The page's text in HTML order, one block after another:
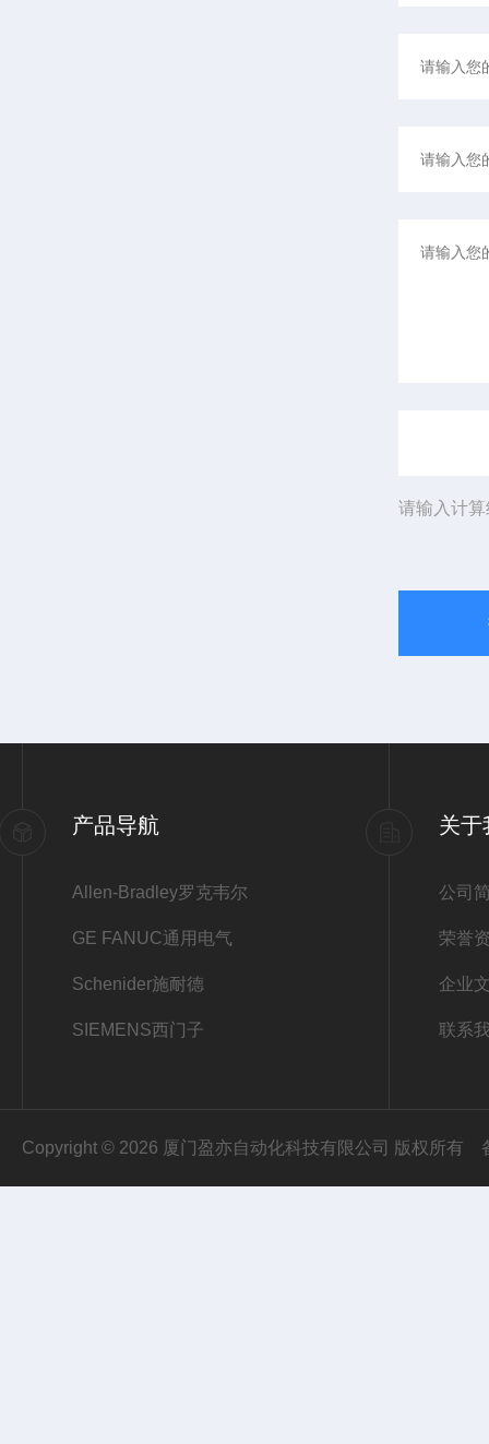
请输入计
产品导航
Allen-Bradley罗克韦尔
GE FANUC通用电气
Schenider施耐德
SIEMENS西门子
关于
公司
荣誉
企业
联系
Copyright © 2026 厦门盈亦自动化科技有限公司 版权所有